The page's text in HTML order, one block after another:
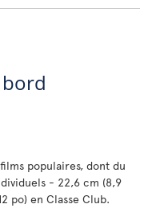
populaires, dont du
- 22,6 cm (8,9
po) en Classe Club.